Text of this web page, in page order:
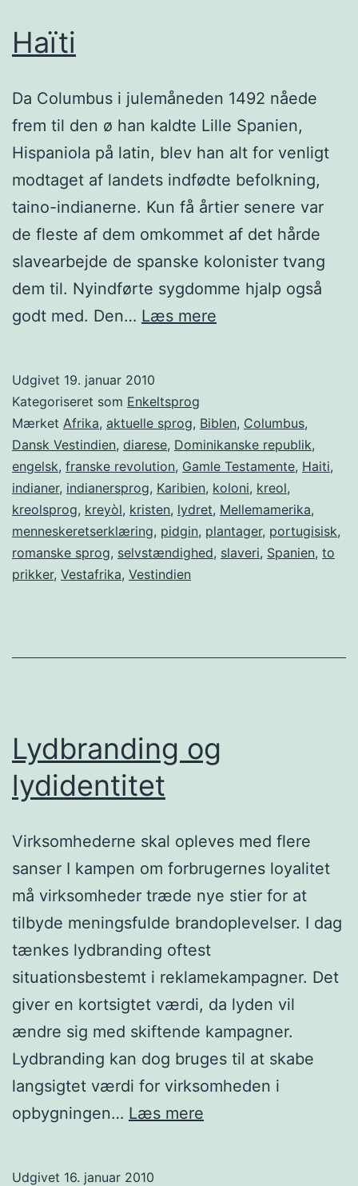
Haïti
Da Columbus i julemåneden 1492 nåede
frem til den ø han kaldte Lille Spanien,
Hispaniola på latin, blev han alt for venligt
modtaget af landets indfødte befolkning,
taino-indianerne. Kun få årtier senere var
de fleste af dem omkommet af det hårde
slavearbejde de spanske kolonister tvang
dem til. Nyindførte sygdomme hjalp også
godt med. Den… Læs mere
Udgivet 19. januar 2010
Kategoriseret som Enkeltsprog
Mærket Afrika, aktuelle sprog, Biblen, Columbus,
Dansk Vestindien, diarese, Dominikanske republik,
engelsk, franske revolution, Gamle Testamente, Haiti,
indianer, indianersprog, Karibien, koloni, kreol,
kreolsprog, kreyòl, kristen, lydret, Mellemamerika,
menneskeretserklæring, pidgin, plantager, portugisisk,
romanske sprog, selvstændighed, slaveri, Spanien, to
prikker, Vestafrika, Vestindien
Lydbranding og
lydidentitet
Virksomhederne skal opleves med flere
sanser I kampen om forbrugernes loyalitet
må virksomheder træde nye stier for at
tilbyde meningsfulde brandoplevelser. I dag
tænkes lydbranding oftest
situationsbestemt i reklamekampagner. Det
giver en kortsigtet værdi, da lyden vil
ændre sig med skiftende kampagner.
Lydbranding kan dog bruges til at skabe
langsigtet værdi for virksomheden i
opbygningen… Læs mere
Udgivet 16. januar 2010